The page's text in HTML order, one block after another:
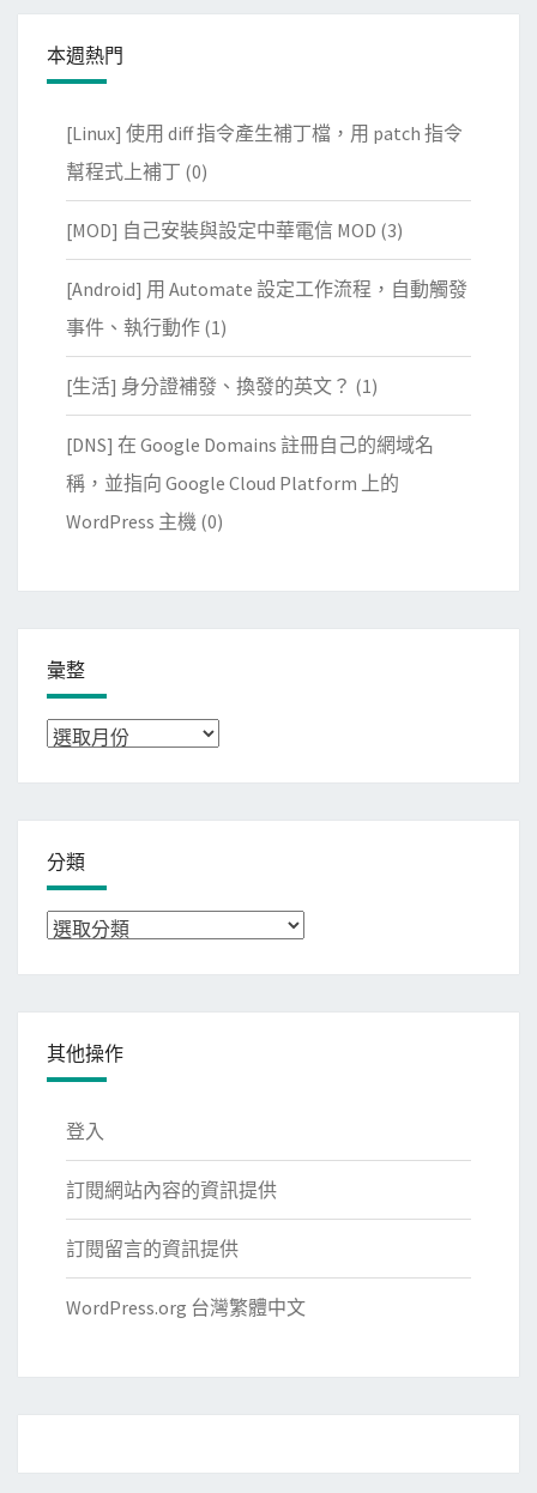
本週熱門
[Linux] 使用 diff 指令產生補丁檔，用 patch 指令
幫程式上補丁 (0)
[MOD] 自己安裝與設定中華電信 MOD (3)
[Android] 用 Automate 設定工作流程，自動觸發
事件、執行動作 (1)
[生活] 身分證補發、換發的英文？ (1)
[DNS] 在 Google Domains 註冊自己的網域名
稱，並指向 Google Cloud Platform 上的
WordPress 主機 (0)
彙整
彙
分類
分
其他操作
登入
訂閱網站內容的資訊提供
訂閱留言的資訊提供
WordPress.org 台灣繁體中文